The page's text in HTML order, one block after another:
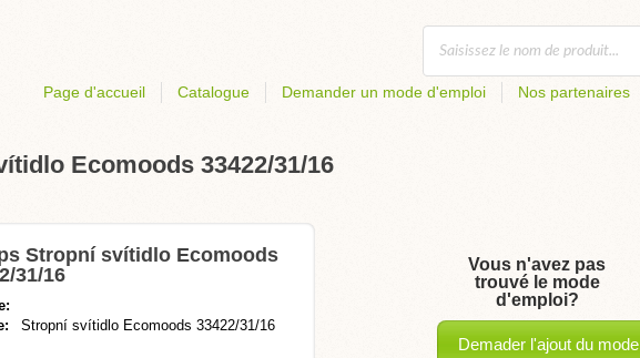
Page d'accueil Catalogue Demander un mode d'emploi Nos partenaires
Ecomoods 33422/31/16
Stropní svítidlo Ecomoods
31/16
Stropní svítidlo Ecomoods 33422/31/16
Vous n'avez pas
trouvé le mode
d'emploi?
Demader l'ajout du mode